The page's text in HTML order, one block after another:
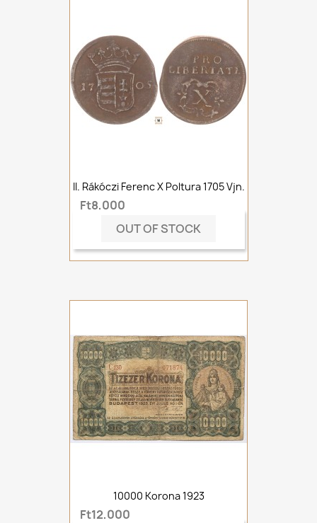
II. Rákóczi Ferenc X Poltura 1705 Vjn.
Ft8,000
OUT OF STOCK
10000 Korona 1923
Ft12,000